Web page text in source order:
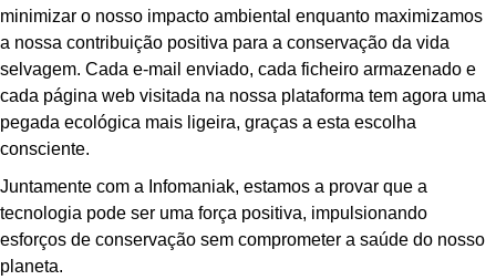
minimizar o nosso impacto ambiental enquanto maximizamos
a nossa contribuição positiva para a conservação da vida
selvagem. Cada e-mail enviado, cada ficheiro armazenado e
cada página web visitada na nossa plataforma tem agora uma
pegada ecológica mais ligeira, graças a esta escolha
consciente.
Juntamente com a Infomaniak, estamos a provar que a
tecnologia pode ser uma força positiva, impulsionando
esforços de conservação sem comprometer a saúde do nosso
planeta.